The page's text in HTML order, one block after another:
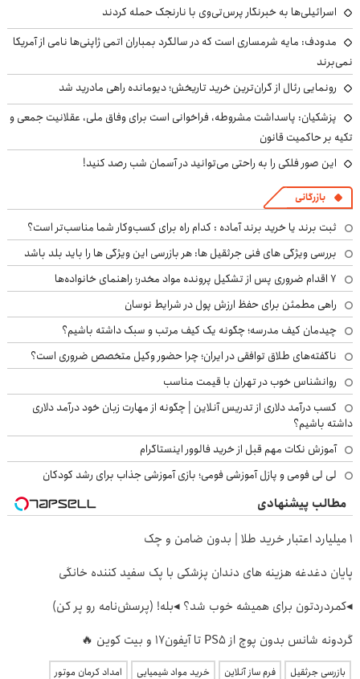
اسرائیلی‌ها به خبرنگار پرس‌تی‌وی با نارنجک حمله کردند
مدودف: مایه شرمساری است که در سالگرد بمباران اتمی ژاپنی‌ها نامی از آمریکا
نمی‌برند
رونمایی رئال از گران‌ترین خرید تاریخش؛ دیومانده راهی مادرید شد
پزشکیان: پاسداشت مشروطه، فراخوانی است برای وفاق ملی، عقلانیت جمعی و
تکیه بر حاکمیت قانون
این صور فلکی را به راحتی می‌توانید در آسمان شب رصد کنید!
بازرگانی
ثبت برند یا خرید برند آماده : کدام راه برای کسب‌وکار شما مناسب‌تر است؟
بررسی ویژگی های فنی جرثقیل ها: هر بازرسی این ویژگی ها را باید بلد باشد
۷ اقدام ضروری پس از تشکیل پرونده مواد مخدر؛ راهنمای خانواده‌ها
راهی مطمئن برای حفظ ارزش پول در شرایط نوسان
چیدمان کیف مدرسه؛ چگونه یک کیف مرتب و سبک داشته باشیم؟
ناگفته‌های طلاق توافقی در ایران؛ چرا حضور وکیل متخصص ضروری است؟
روانشناس خوب در تهران با قیمت مناسب
کسب درآمد دلاری از تدریس آنلاین | چگونه از مهارت زبان خود درآمد دلاری
داشته باشیم؟
آموزش نکات مهم قبل از خرید فالوور اینستاگرام
لی لی فومی و پازل آموزشی فومی؛ بازی آموزشی جذاب برای رشد کودکان
مطالب پیشنهادی
۱ میلیارد اعتبار خرید طلا | بدون ضامن و چک
پایان دغدغه هزینه های دندان پزشکی با پک سفید کننده خانگی
◂کمردردتون برای همیشه خوب شد؟ ◂بله! (پرسش‌نامه رو پر کن)
گردونه شانس بدون پوچ از PS5 تا آیفون17 و بیت کوین 🔥
بازرسی جرثقیل فرم ساز آنلاین خرید مواد شیمیایی امداد کرمان موتور